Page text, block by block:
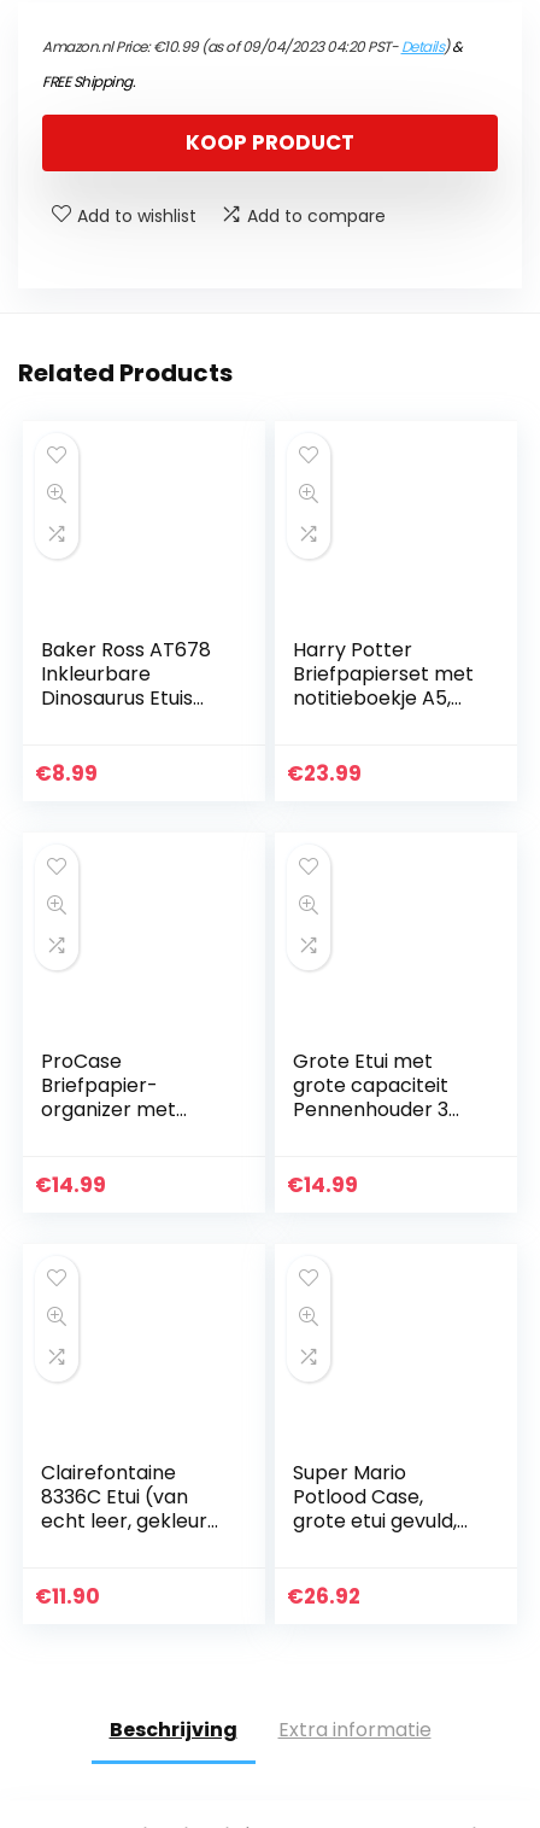
Amazon.nl Price:€10.99(as of 09/04/2023 04:20 PST-Details)&
FREE Shipping.
KOOP PRODUCT
Add to wishlist Add to compare
Related Products
Baker Ross AT678
Inkleurbare
Dinosaurus Etuis
Knutselsets voor
€8.99
Harry Potter
Briefpapierset met
notitieboekje A5,
schrijfsets voor
€23.99
ProCase
Briefpapier-
organizer met
Pennenetui met
voor…
€14.99
Grote Etui met
grote capaciteit
Pennenhouder 3
den Briefpapier
€14.99
Clairefontaine
8336C Etui (van
echt leer, gekleurd,
grijs
€11.90
Super Mario
Potlood Case,
grote etui gevuld,
den briefpapier
€26.92
Beschrijving Extra informatie